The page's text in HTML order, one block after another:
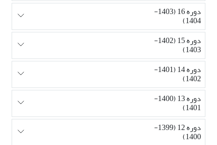
دوره 16 (1403-
1404)
دوره 15 (1402-
1403)
دوره 14 (1401-
1402)
دوره 13 (1400-
1401)
دوره 12 (1399-
1400)